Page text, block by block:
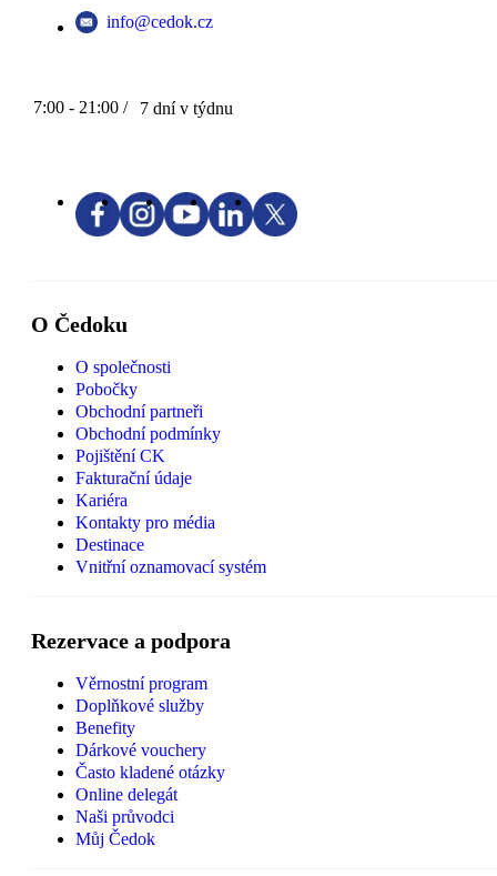
info@cedok.cz
7:00 - 21:00 / 7 dní v týdnu
O Čedoku
O společnosti
Pobočky
Obchodní partneři
Obchodní podmínky
Pojištění CK
Fakturační údaje
Kariéra
Kontakty pro média
Destinace
Vnitřní oznamovací systém
Rezervace a podpora
Věrnostní program
Doplňkové služby
Benefity
Dárkové vouchery
Často kladené otázky
Online delegát
Naši průvodci
Můj Čedok